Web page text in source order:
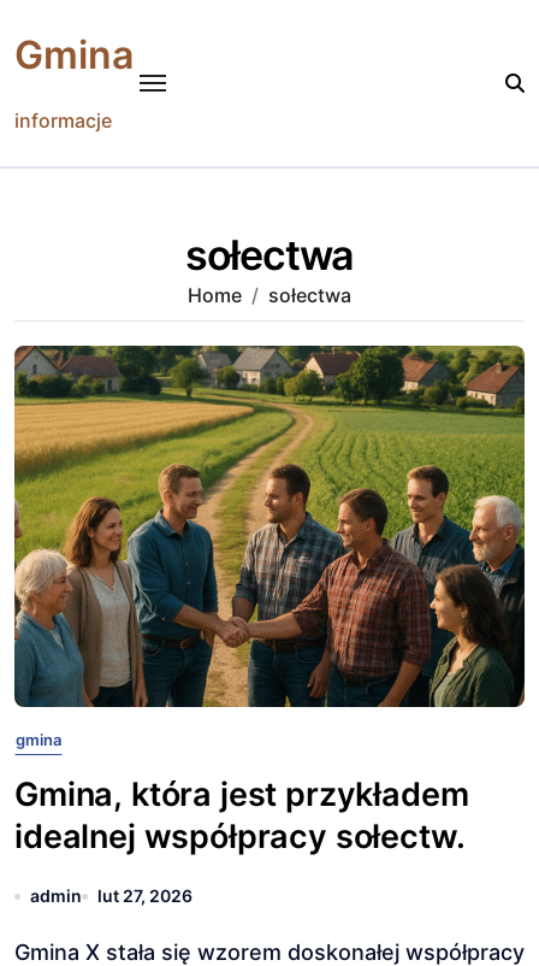
content
Gmina
informacje
sołectwa
Home sołectwa
gmina
Gmina, która jest przykładem
idealnej współpracy sołectw.
admin lut 27, 2026
Gmina X stała się wzorem doskonałej współpracy